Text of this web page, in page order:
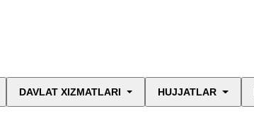
DAVLAT XIZMATLARI HUJJATLAR